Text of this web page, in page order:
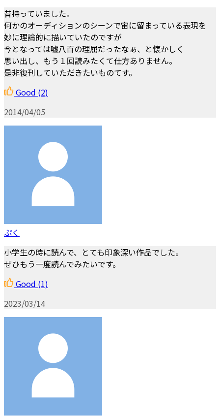
昔持っていました。
何かのオーディションのシーンで宙に留まっている表現を
妙に理論的に描いていたのですが
今となっては嘘八百の理屈だったなぁ、と懐かしく
思い出し、もう１回読みたくて仕方ありません。
是非復刊していただきたいものてす。
Good (2)
2014/04/05
ぷく
小学生の時に読んで、とても印象深い作品でした。
ぜひもう一度読んでみたいです。
Good (1)
2023/03/14